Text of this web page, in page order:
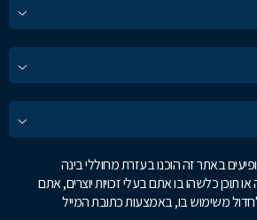
באתר זה הוכנו בעזרת מחוללי בינה
תוכן כלשהו בו אתם בעלי זכויות יוצרים, אתם
משימוש בו, באמצעות כתובת המייל